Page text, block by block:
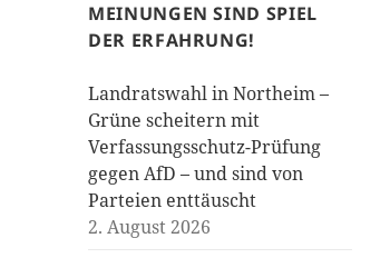
MEINUNGEN SIND SPIEL
DER ERFAHRUNG!
Landratswahl in Northeim –
Grüne scheitern mit
Verfassungsschutz-Prüfung
gegen AfD – und sind von
Parteien enttäuscht
2. August 2026